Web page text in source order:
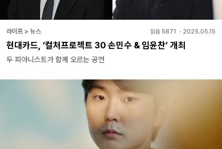
라이프 > 뉴스 읽음 5871 ・ 2025.05.15
현대카드, ‘컬처프로젝트 30 손민수 & 임윤찬’ 개최
두 피아니스트가 함께 오르는 공연